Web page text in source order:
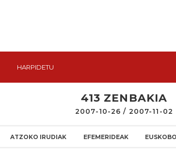
HARPIDETU
413 ZENBAKIA
2007-10-26 / 2007-11-02
ATZOKO IRUDIAK EFEMERIDEAK